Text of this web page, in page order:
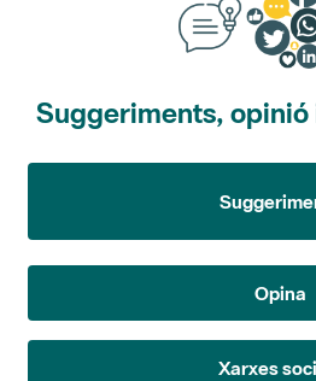
Suggeriments, opinió
Opina
Xarxes